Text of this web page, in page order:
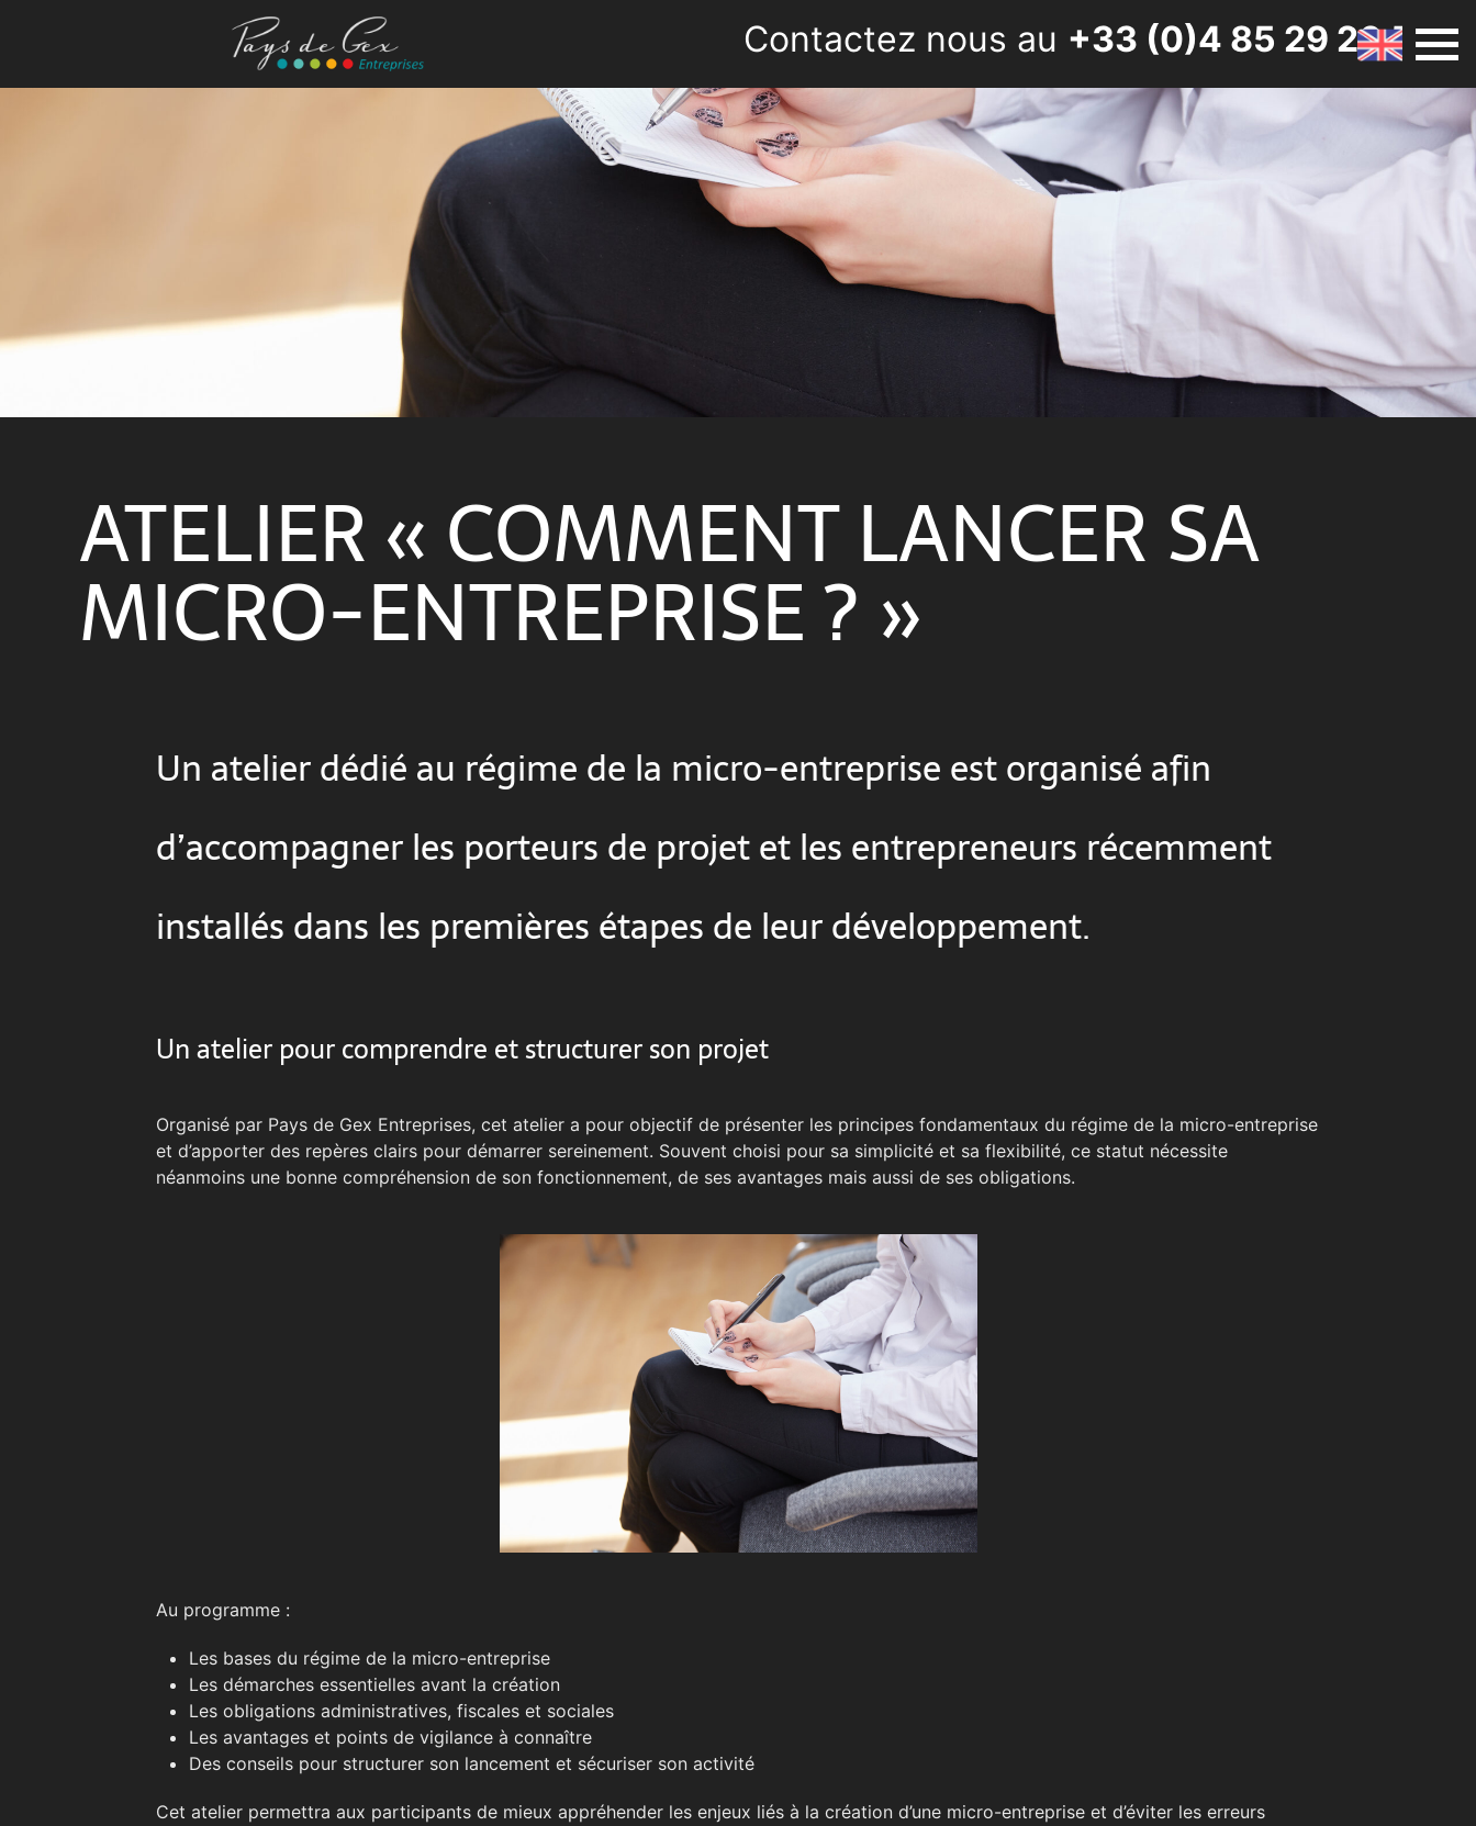
Contactez nous au +33 (0)4 85 29 20 50
ATELIER « COMMENT LANCER SA
MICRO-ENTREPRISE ? »
Un atelier dédié au régime de la micro-entreprise est organisé afin
d’accompagner les porteurs de projet et les entrepreneurs récemment
installés dans les premières étapes de leur développement.
Un atelier pour comprendre et structurer son projet
Organisé par Pays de Gex Entreprises, cet atelier a pour objectif de présenter les principes fondamentaux du régime de la micro-entreprise
et d’apporter des repères clairs pour démarrer sereinement. Souvent choisi pour sa simplicité et sa flexibilité, ce statut nécessite
néanmoins une bonne compréhension de son fonctionnement, de ses avantages mais aussi de ses obligations.
Au programme :
Les bases du régime de la micro-entreprise
Les démarches essentielles avant la création
Les obligations administratives, fiscales et sociales
Les avantages et points de vigilance à connaître
Des conseils pour structurer son lancement et sécuriser son activité
Cet atelier permettra aux participants de mieux appréhender les enjeux liés à la création d’une micro-entreprise et d’éviter les erreurs